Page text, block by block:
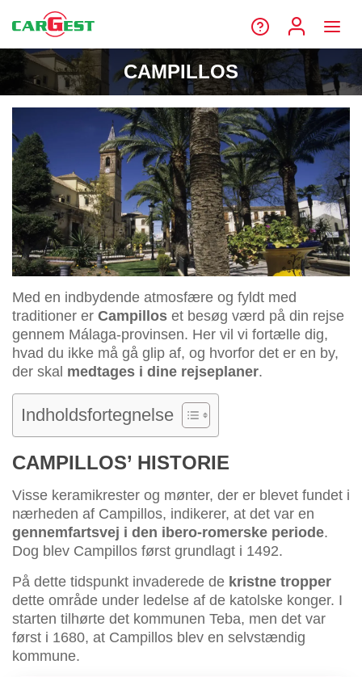
CAMPILLOS
Med en indbydende atmosfære og fyldt med
traditioner er Campillos et besøg værd på din rejse
gennem Málaga-provinsen. Her vil vi fortælle dig,
hvad du ikke må gå glip af, og hvorfor det er en by,
der skal medtages i dine rejseplaner.
Indholdsfortegnelse
CAMPILLOS’ HISTORIE
Visse keramikrester og mønter, der er blevet fundet i
nærheden af Campillos, indikerer, at det var en
gennemfartsvej i den ibero-romerske periode.
Dog blev Campillos først grundlagt i 1492.
På dette tidspunkt invaderede de kristne tropper
dette område under ledelse af de katolske konger. I
starten tilhørte det kommunen Teba, men det var
først i 1680, at Campillos blev en selvstændig
kommune.